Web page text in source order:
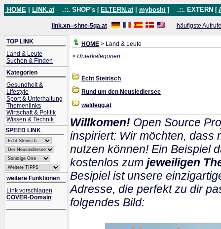
HOME LINK.at .::. SHOP's [ ELTERN.at myboshi ] .::. EXTERN [
link.xn--shne-5qa.at häufigste Aufrufe
TOP LINK
Land & Leute
Suchen & Finden
Kategorien
Gesundheit &
Lifestyle
Sport & Unterhaltung
Themenlinks
Wirtschaft & Politik
Wissen & Technik
SPEED LINK
weitere Funktionen
Link vorschlagen
COVER-Domain
HOME > Land & Leute
> Unterkategorien:
Echt Steirisch
Rund um den Neusiedlersee
waldegg.at
Willkomen! Open Source
inspiriert: Wir möchten, dass
nutzen können! Ein Beispiel
kostenlos zum jeweiligen
Besipiel ist unsere
Adresse, die perfekt zu dir
folgendes Bild: